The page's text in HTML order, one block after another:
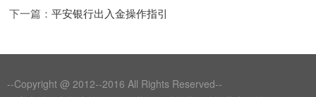
下一篇：平安银行出入金操作指引
--Copyright @ 2012--2016 All Rights Reserved--